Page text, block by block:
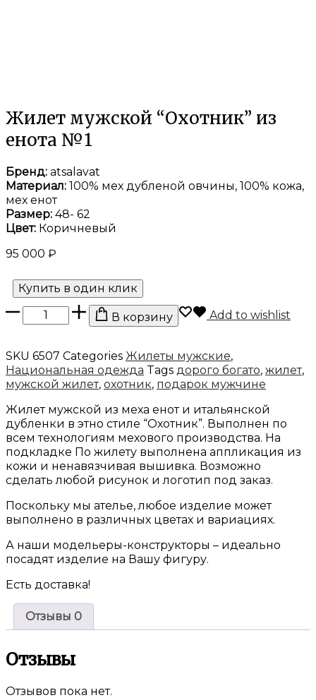
Жилет мужской “Охотник” из
енота №1
Бренд: atsalavat
Материал: 100% мех дубленой овчины, 100% кожа,
мех енот
Размер: 48- 62
Цвет: Коричневый
95 000 ₽
Купить в один клик
Количество
товара
мужской
"Охотник"
из
№1
В корзину Add to wishlist
SKU 6507 Categories Жилеты мужские,
Национальная одежда Tags дорого богато, жилет,
мужской жилет, охотник, подарок мужчине
Жилет мужской из меха енот и итальянской
дубленки в этно стиле “Охотник”. Выполнен по
всем технологиям мехового производства. На
подкладке По жилету выполнена аппликация из
кожи и ненавязчивая вышивка. Возможно
сделать любой рисунок и логотип под заказ.
Поскольку мы ателье, любое изделие может
выполнено в различных цветах и вариациях.
А наши модельеры-конструкторы – идеально
посадят изделие на Вашу фигуру.
Есть доставка!
Отзывы 0
Отзывы
Отзывов пока нет.